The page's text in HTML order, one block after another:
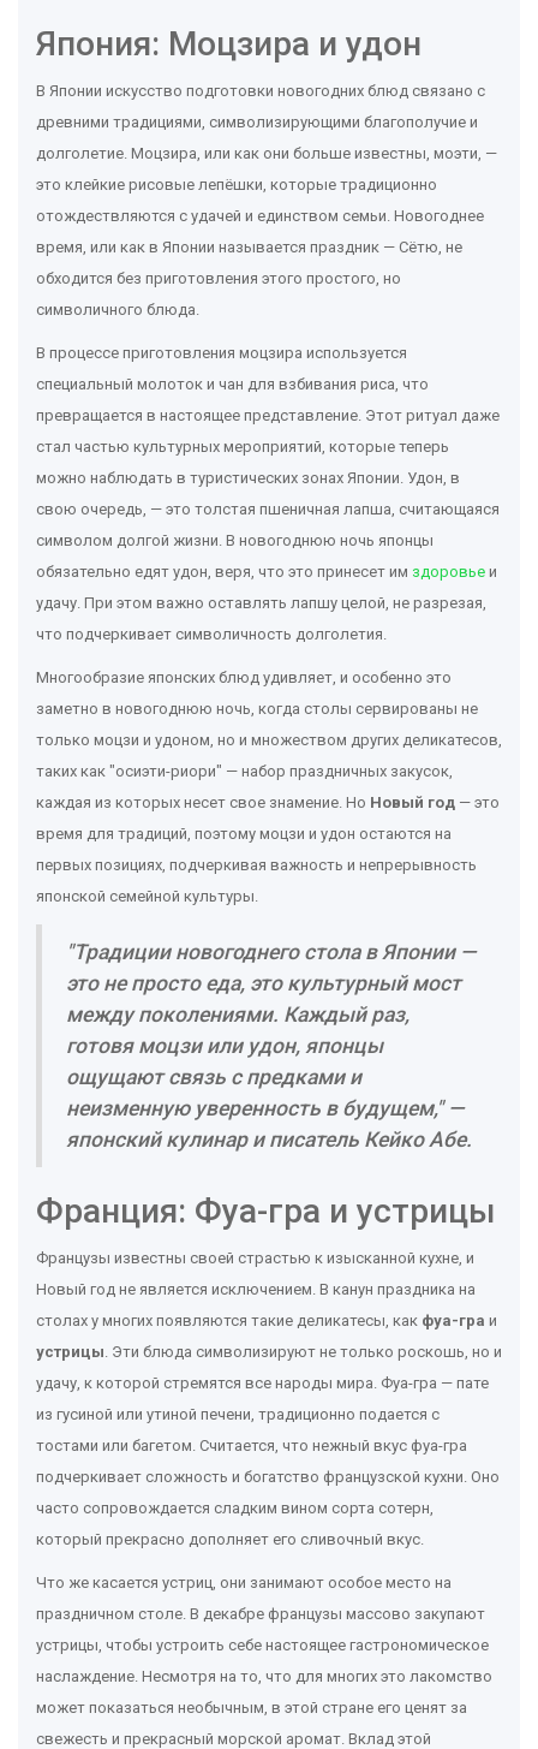
Япония: Моцзира и удон
В Японии искусство подготовки новогодних блюд связано с
древними традициями, символизирующими благополучие и
долголетие. Моцзира, или как они больше известны, моэти, —
это клейкие рисовые лепёшки, которые традиционно
отождествляются с удачей и единством семьи. Новогоднее
время, или как в Японии называется праздник — Сётю, не
обходится без приготовления этого простого, но
символичного блюда.
В процессе приготовления моцзира используется
специальный молоток и чан для взбивания риса, что
превращается в настоящее представление. Этот ритуал даже
стал частью культурных мероприятий, которые теперь
можно наблюдать в туристических зонах Японии. Удон, в
свою очередь, — это толстая пшеничная лапша, считающаяся
символом долгой жизни. В новогоднюю ночь японцы
обязательно едят удон, веря, что это принесет им здоровье и
удачу. При этом важно оставлять лапшу целой, не разрезая,
что подчеркивает символичность долголетия.
Многообразие японских блюд удивляет, и особенно это
заметно в новогоднюю ночь, когда столы сервированы не
только моцзи и удоном, но и множеством других деликатесов,
таких как "осиэти-риори" — набор праздничных закусок,
каждая из которых несет свое знамение. Но Новый год — это
время для традиций, поэтому моцзи и удон остаются на
первых позициях, подчеркивая важность и непрерывность
японской семейной культуры.
"Традиции новогоднего стола в Японии —
это не просто еда, это культурный мост
между поколениями. Каждый раз,
готовя моцзи или удон, японцы
ощущают связь с предками и
неизменную уверенность в будущем," —
японский кулинар и писатель Кейко Абе.
Франция: Фуа-гра и устрицы
Французы известны своей страстью к изысканной кухне, и
Новый год не является исключением. В канун праздника на
столах у многих появляются такие деликатесы, как фуа-гра и
устрицы. Эти блюда символизируют не только роскошь, но и
удачу, к которой стремятся все народы мира. Фуа-гра — пате
из гусиной или утиной печени, традиционно подается с
тостами или багетом. Считается, что нежный вкус фуа-гра
подчеркивает сложность и богатство французской кухни. Оно
часто сопровождается сладким вином сорта сотерн,
который прекрасно дополняет его сливочный вкус.
Что же касается устриц, они занимают особое место на
праздничном столе. В декабре французы массово закупают
устрицы, чтобы устроить себе настоящее гастрономическое
наслаждение. Несмотря на то, что для многих это лакомство
может показаться необычным, в этой стране его ценят за
свежесть и прекрасный морской аромат. Вклад этой